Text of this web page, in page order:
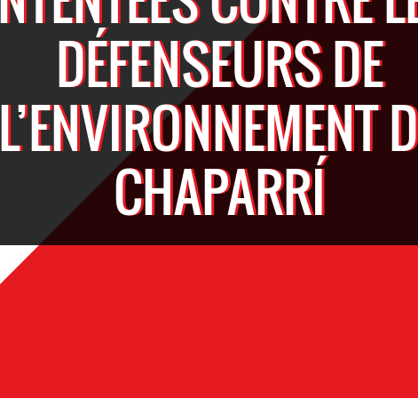
DÉFENSEURS DE
L’ENVIRONNEMENT
CHAPARRÍ